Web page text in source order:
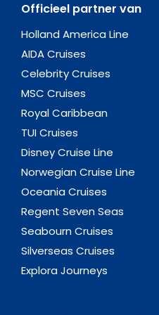
Officieel partner van
Holland America Line
AIDA Cruises
Celebrity Cruises
MSC Cruises
Royal Caribbean
TUI Cruises
Disney Cruise Line
Norwegian Cruise Line
Oceania Cruises
Regent Seven Seas
Seabourn Cruises
Silverseas Cruises
Explora Journeys